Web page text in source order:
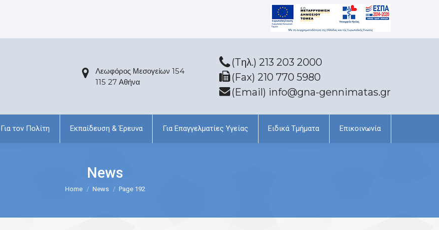
Λεωφόρος Μεσογείων 154
115 27 Αθήνα
(Tηλ.) 213 203 2000
(Fax) 210 770 5980
(Email) info@gna-gennimatas.gr
Για τον Πολίτη Εκπαίδευση & Έρευνα Για Επαγγελματίες Υγείας Ειδικά Τμήματα Επικοινωνία
News
Home News Page 192